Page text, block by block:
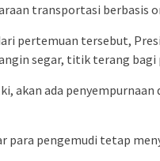
transportasi berbasis
pertemuan tersebut,
segar, titik terang bagi
akan ada
para pengemudi tetap